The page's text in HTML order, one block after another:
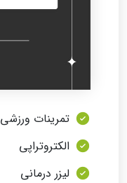
تمرینات
الکتروتراپی
لیزر درمانی